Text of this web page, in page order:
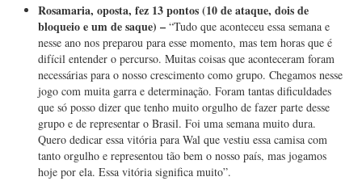
Rosamaria, oposta, fez 13 pontos (10 de ataque, dois de
bloqueio e um de saque) – “Tudo que aconteceu essa semana e
nesse ano nos preparou para esse momento, mas tem horas que é
difícil entender o percurso. Muitas coisas que aconteceram foram
necessárias para o nosso crescimento como grupo. Chegamos nesse
jogo com muita garra e determinação. Foram tantas dificuldades
que só posso dizer que tenho muito orgulho de fazer parte desse
grupo e de representar o Brasil. Foi uma semana muito dura.
Quero dedicar essa vitória para Wal que vestiu essa camisa com
tanto orgulho e representou tão bem o nosso país, mas jogamos
hoje por ela. Essa vitória significa muito”.